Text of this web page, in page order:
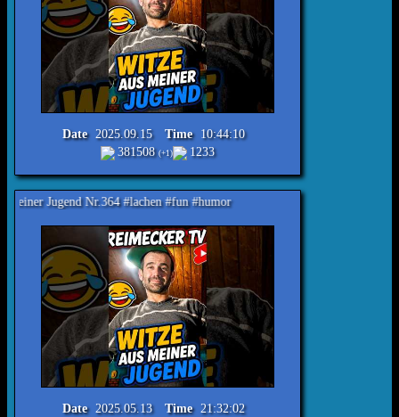
Date 2025.09.15 Time 10:44:10
381508(+1) 1233
Nr.364 #lachen #fun #humor
Date 2025.05.13 Time 21:32:02